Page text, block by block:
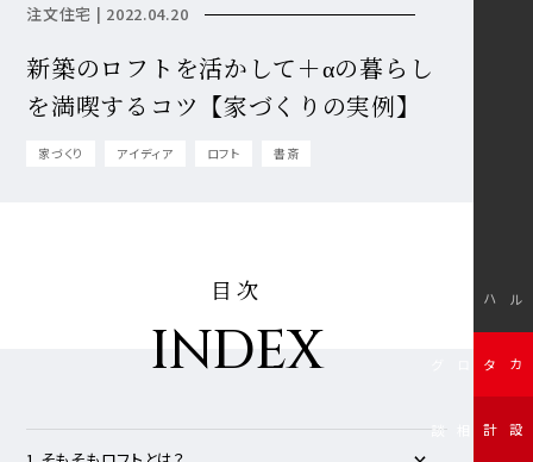
無料設計相談
注文住宅 | 2022.04.20
新築のロフトを活かして＋αの暮らし
を満喫するコツ【家づくりの実例】
家づくり アイディア ロフト 書斎
目次
INDEX